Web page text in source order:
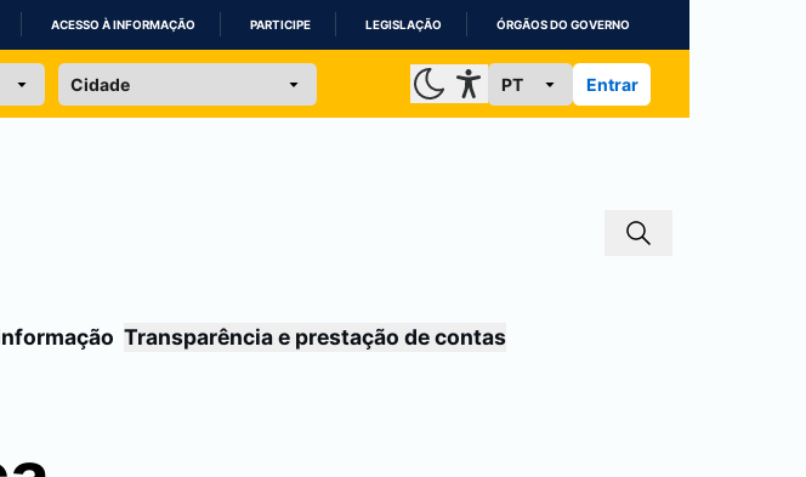
ACESSO À INFORMAÇÃO PARTICIPE LEGISLAÇÃO ÓRGÃOS DO GOVERNO
Entrar
Transparência e prestação de contas